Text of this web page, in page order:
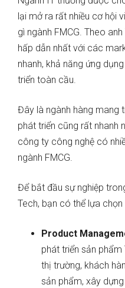
lại mở ra rất nhiều cơ hội
gì ngành FMCG. Theo
hấp dẫn nhất với các
nhanh, khả năng ứng
triển toàn cầu.
Đây là ngành hàng mang
phát triển cũng rất nhanh
công ty công nghệ có
ngành FMCG.
Để bắt đầu sự nghiệp
Tech, bạn có thể lựa
Product
phát triển sản
thị trường, khách
sản phẩm, xây